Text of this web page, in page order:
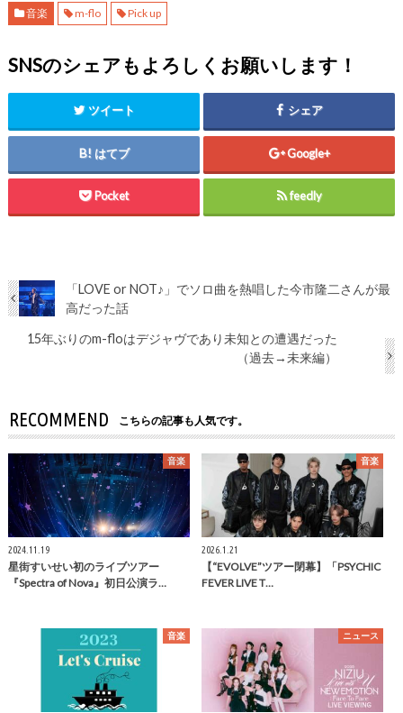
音楽 m-flo Pick up
SNSのシェアもよろしくお願いします！
ツイート シェア
はてブ Google+
Pocket feedly
「LOVE or NOT♪」でソロ曲を熱唱した今市隆二さんが最
高だった話
15年ぶりのm-floはデジャヴであり未知との遭遇だった
（過去→未来編）
RECOMMEND こちらの記事も人気です。
音楽
2024.11.19
星街すいせい初のライブツアー
『Spectra of Nova』初日公演ラ…
音楽
2026.1.21
【“EVOLVE”ツアー閉幕】「PSYCHIC
FEVER LIVE T…
音楽 ニュース